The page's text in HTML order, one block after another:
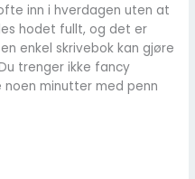
inn i hverdagen uten at
hodet fullt, og det er
enkel skrivebok kan gjøre
trenger ikke fancy
minutter med penn